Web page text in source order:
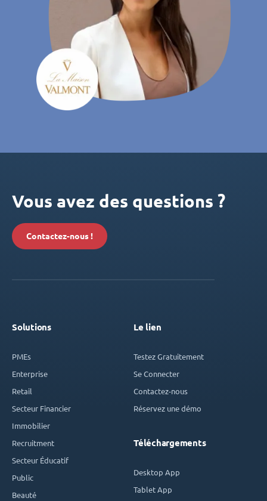
Vous avez des questions ?
Contactez-nous !
Solutions
PMEs
Enterprise
Retail
Secteur Financier
Immobilier
Recruitment
Secteur Éducatif
Public
Beauté
Le lien
Testez Gratuitement
Se Connecter
Contactez-nous
Réservez une démo
Téléchargements
Desktop App
Tablet App